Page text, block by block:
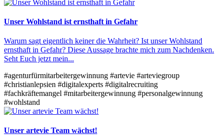
Unser Wohlstand ist ernsthaft in Gefahr
Warum sagt eigentlich keiner die Wahrheit? Ist unser Wohlstand
ernsthaft in Gefahr? Diese Aussage brachte mich zum Nachdenken.
Seht Euch jetzt mein...
#agenturfürmitarbeitergewinnung #artevie #arteviegroup
#christianlepsien #digitalexperts #digitalrecruiting
#fachkräftemangel #mitarbeitergewinnung #personalgewinnung
#wohlstand
Unser artevie Team wächst!